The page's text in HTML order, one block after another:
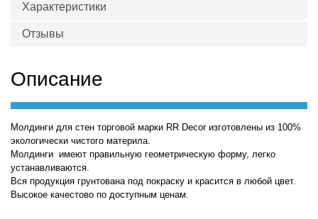
Характеристики
Отзывы
Описание
Молдинги для стен торговой марки RR Decor изготовлены из 100%
экологически чистого материла.
Молдинги имеют правильную геометрическую форму, легко
устанавливаются.
Вся продукция грунтована под покраску и красится в любой цвет.
Высокое качестово по доступным ценам.